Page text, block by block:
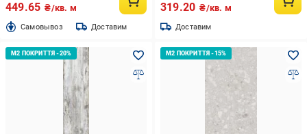
449.65 ₴/кв. м
Cамовывоз Доставим
319.20 ₴/кв. м
Доставим